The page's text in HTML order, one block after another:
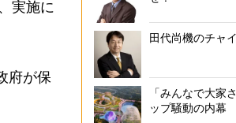
実施に
府が保
田代尚機のチャ
「みんなで大家
ップ騒動の内幕